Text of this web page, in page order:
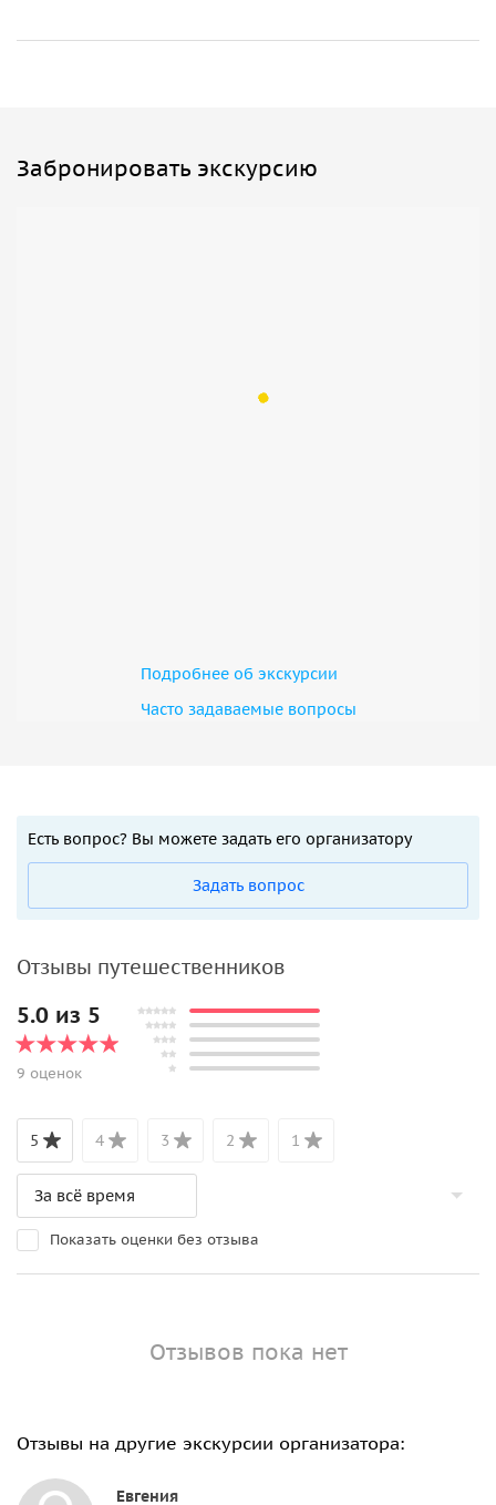
Забронировать экскурсию
Подробнее об экскурсии
Часто задаваемые вопросы
Есть вопрос? Вы можете задать его организатору
Задать вопрос
Отзывы путешественников
5.0 из 5
9 оценок
5 4 3 2 1
Показать оценки без отзыва
Отзывов пока нет
Отзывы на другие экскурсии организатора:
Евгения